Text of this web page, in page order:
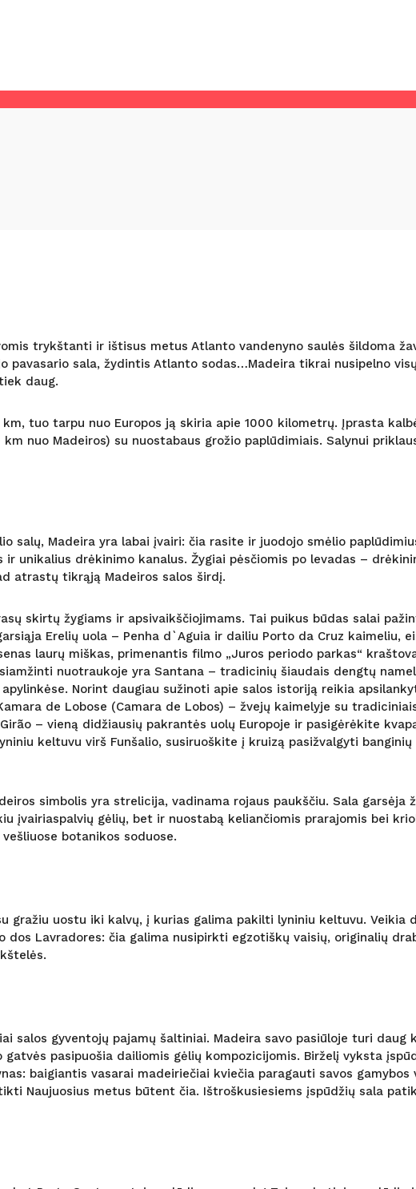
trykštanti ir ištisus metus Atlanto vandenyno saulės šildoma
pavasario sala, žydintis Atlanto sodas…Madeira tikrai nusipelno
daug.
tuo tarpu nuo Europos ją skiria apie 1000 kilometrų. Įprasta
nuo Madeiros) su nuostabaus grožio paplūdimiais. Salynui
salų, Madeira yra labai įvairi: čia rasite ir juodojo smėlio
unikalius drėkinimo kanalus. Žygiai pėsčiomis po levadas –
atrastų tikrąją Madeiros salos širdį.
skirtų žygiams ir apsivaikščiojimams. Tai puikus būdas salai
Erelių uola – Penha d`Aguia ir dailiu Porto da Cruz kaimeliu,
laurų miškas, primenantis filmo „Juros periodo parkas“
nuotraukoje yra Santana – tradicinių šiaudais dengtų
Norint daugiau sužinoti apie salos istoriją reikia
de Lobose (Camara de Lobos) – žvejų kaimelyje su
– vieną didžiausių pakrantės uolų Europoje ir pasigėrėkite
keltuvu virš Funšalio, susiruoškite į kruizą pasižvalgyti
simbolis yra strelicija, vadinama rojaus paukščiu. Sala
įvairiaspalvių gėlių, bet ir nuostabą keliančiomis prarajomis bei
botanikos soduose.
gražiu uostu iki kalvų, į kurias galima pakilti lyniniu keltuvu. Veikia
dos Lavradores: čia galima nusipirkti egzotiškų vaisių, originalių
salos gyventojų pajamų šaltiniai. Madeira savo pasiūloje turi
pasipuošia dailiomis gėlių kompozicijomis. Birželį vyksta
baigiantis vasarai madeiriečiai kviečia paragauti savos
Naujuosius metus būtent čia. Ištroškusiesiems įspūdžių sala